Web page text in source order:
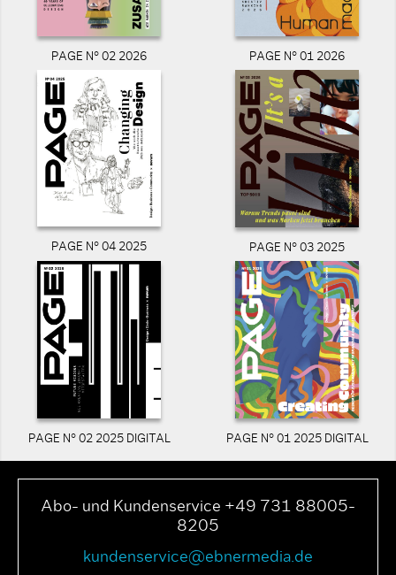
PAGE N° 02 2026 PAGE N° 01 2026
PAGE N° 04 2025 PAGE N° 03 2025
PAGE N° 02 2025 DIGITAL PAGE N° 01 2025 DIGITAL
Abo- und Kundenservice +49 731 88005-
8205
kundenservice@ebnermedia.de